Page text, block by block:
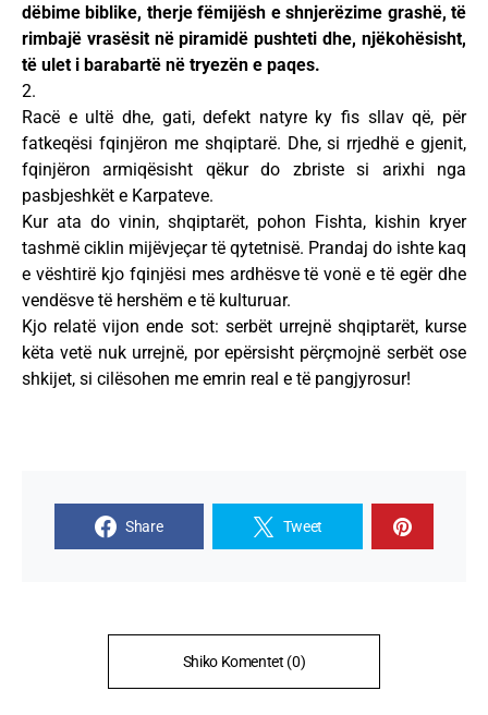
dëbime biblike, therje fëmijësh e shnjerëzime grashë, të
rimbajë vrasësit në piramidë pushteti dhe, njëkohësisht,
të ulet i barabartë në tryezën e paqes.
2.
Racë e ultë dhe, gati, defekt natyre ky fis sllav që, për
fatkeqësi fqinjëron me shqiptarë. Dhe, si rrjedhë e gjenit,
fqinjëron armiqësisht qëkur do zbriste si arixhi nga
pasbjeshkët e Karpateve.
Kur ata do vinin, shqiptarët, pohon Fishta, kishin kryer
tashmë ciklin mijëvjeçar të qytetnisë. Prandaj do ishte kaq
e vështirë kjo fqinjësi mes ardhësve të vonë e të egër dhe
vendësve të hershëm e të kulturuar.
Kjo relatë vijon ende sot: serbët urrejnë shqiptarët, kurse
këta vetë nuk urrejnë, por epërsisht përçmojnë serbët ose
shkijet, si cilësohen me emrin real e të pangjyrosur!
Share Tweet
Shiko Komentet (0)